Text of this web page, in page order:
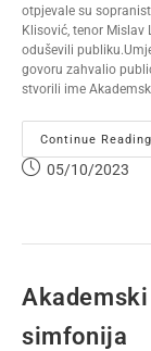
otpjevale su
Klisović, tenor Mislav
oduševili
govoru zahvalio
stvorili ime
Continue Reading
05/10/2023
simfonija